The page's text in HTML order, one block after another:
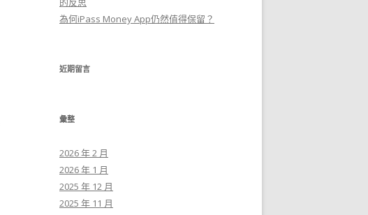
為何iPass Money App仍然值得保留？
近期留言
彙整
2026 年 2 月
2026 年 1 月
2025 年 12 月
2025 年 11 月